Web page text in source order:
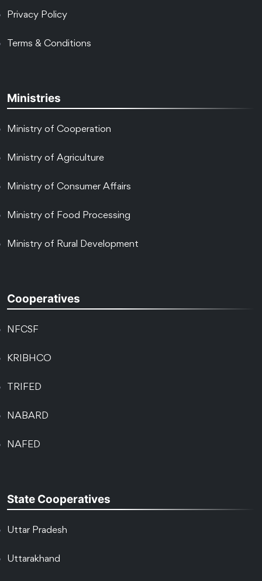
Privacy Policy
Terms & Conditions
Ministries
Ministry of Cooperation
Ministry of Agriculture
Ministry of Consumer Affairs
Ministry of Food Processing
Ministry of Rural Development
Cooperatives
NFCSF
KRIBHCO
TRIFED
NABARD
NAFED
State Cooperatives
Uttar Pradesh
Uttarakhand